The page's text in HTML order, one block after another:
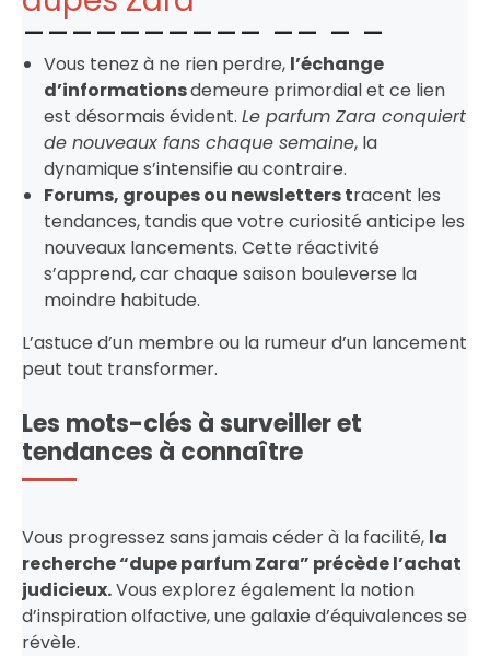
Vous tenez à ne rien perdre, l’échange
d’informationsdemeure primordial et ce lien
est désormais évident. Le parfum Zara conquiert
de nouveaux fans chaque semaine, la
dynamique s’intensifie au contraire.
Forums, groupes ou newsletters tracent les
tendances, tandis que votre curiosité anticipe les
nouveaux lancements. Cette réactivité
s’apprend, car chaque saison bouleverse la
moindre habitude.
L’astuce d’un membre ou la rumeur d’un lancement
peut tout transformer.
Les mots-clés à surveiller et
tendances à connaître
Vous progressez sans jamais céder à la facilité, la
recherche “dupe parfum Zara” précède l’achat
judicieux.Vous explorez également la notion
d’inspiration olfactive, une galaxie d’équivalences se
révèle.